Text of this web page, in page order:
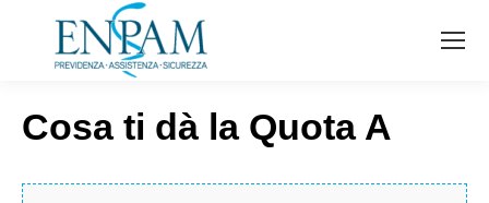
Cosa ti dà la Quota A